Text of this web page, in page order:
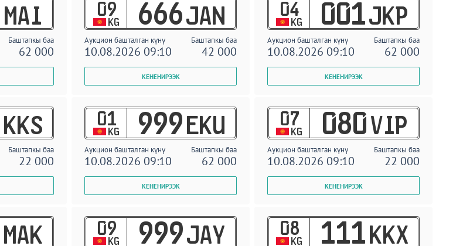
MAI
Баштапкы баа
62 000
09
KG 666 JAN
Аукцион башталган күнү Баштапкы баа
10.08.2026 09:10 42 000
04
KG 001 JKP
Аукцион башталган күнү Баштапкы баа
10.08.2026 09:10 62 000
KKS
Баштапкы баа
22 000
01
KG 999 EKU
Аукцион башталган күнү Баштапкы баа
10.08.2026 09:10 62 000
07
KG 080 VIP
Аукцион башталган күнү Баштапкы баа
10.08.2026 09:10 22 000
MAK 09
KG 999 JAY 08
KG 111 KKX